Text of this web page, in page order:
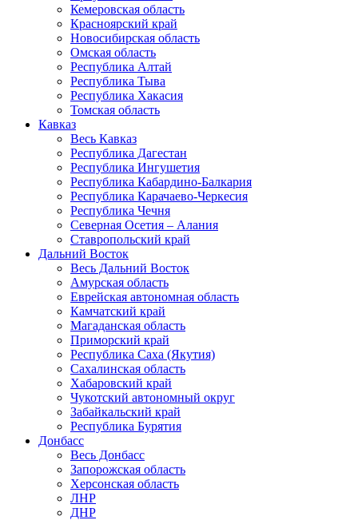
Кемеровская область
Красноярский край
Новосибирская область
Омская область
Республика Алтай
Республика Тыва
Республика Хакасия
Томская область
Кавказ
Весь Кавказ
Республика Дагестан
Республика Ингушетия
Республика Кабардино-Балкария
Республика Карачаево-Черкесия
Республика Чечня
Северная Осетия – Алания
Ставропольский край
Дальний Восток
Весь Дальний Восток
Амурская область
Еврейская автономная область
Камчатский край
Магаданская область
Приморский край
Республика Саха (Якутия)
Сахалинская область
Хабаровский край
Чукотский автономный округ
Забайкальский край
Республика Бурятия
Донбасс
Весь Донбасс
Запорожская область
Херсонская область
ЛНР
ДНР